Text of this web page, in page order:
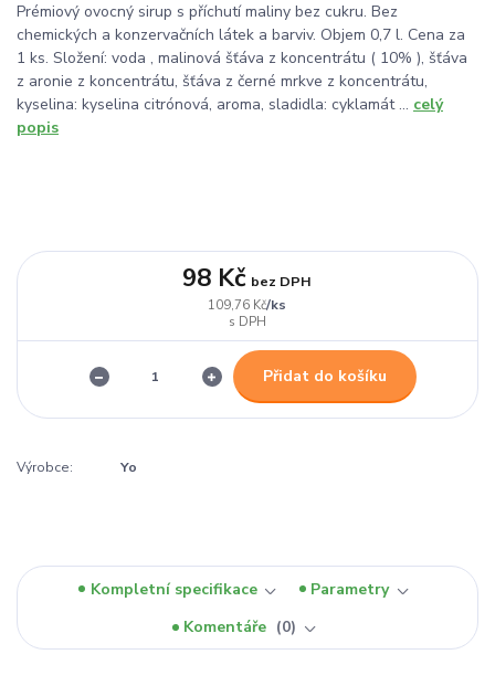
Prémiový ovocný sirup s příchutí maliny bez cukru. Bez
chemických a konzervačních látek a barviv. Objem 0,7 l. Cena za
1 ks. Složení: voda , malinová šťáva z koncentrátu ( 10% ), šťáva
z aronie z koncentrátu, šťáva z černé mrkve z koncentrátu,
kyselina: kyselina citrónová, aroma, sladidla: cyklamát ... celý
popis
109,76 Kč/ks
98 Kč bez DPH
Přidat do košíku
Výrobce: Yo
Kompletní specifikace
Parametry
Komentáře
0